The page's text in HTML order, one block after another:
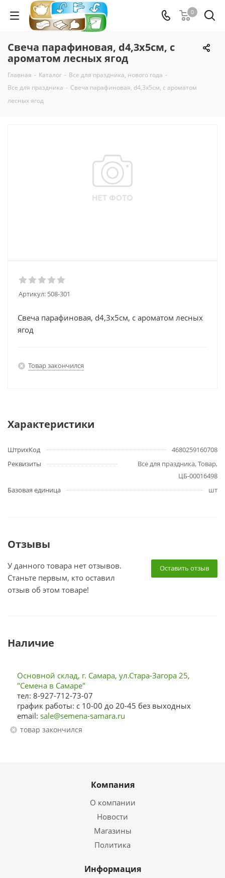
0
Свеча парафиновая, d4,3x5см, с
ароматом лесных ягод
Главная - Каталог - Все для праздника, нового года -
Все для праздника - Свеча парафиновая, d4,3x5см, с ароматом
лесных ягод
Артикул: 508-301
Свеча парафиновая, d4,3x5см, с ароматом лесных
ягод
Товар закончился
Характеристики
ШтрихКод
4680259160708
Реквизиты
Все для праздника, Товар,
ЦБ-00016498
Базовая единица
шт
Отзывы
Оставить отзыв
У данного товара нет отзывов.
Станьте первым, кто оставил
отзыв об этом товаре!
Наличие
Основной склад, г. Самара, ул.Стара-Загора 25,
"Семена в Самаре"
тел: 8-927-712-73-07
график работы: с 10-00 до 20-45 без выходных
email: sale@semena-samara.ru
Товар закончился
Компания
О компании
Новости
Магазины
Политика
Информация